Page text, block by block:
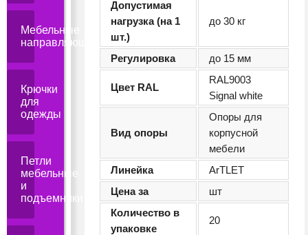
Мебельные
направляющие
Крючки
для
одежды
Петли
мебельные
и
подъемники
Допустимая
нагрузка (на 1
шт.)
до 30 кг
Регулировка до 15 мм
Цвет RAL
RAL9003
Signal white
Вид опоры
Опоры для
корпусной
мебели
Линейка
ArTLET
Цена за
шт
Количество в
упаковке
20